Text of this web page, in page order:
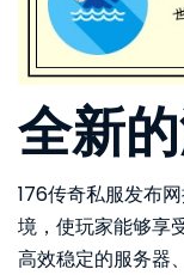
全新
176传奇私服发布
境，使玩家能够享
高效稳定的服务器